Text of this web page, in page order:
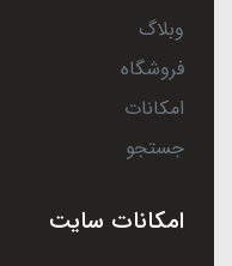
وبلاگ
فروشگاه
امکانات
جستجو
امکانات سایت